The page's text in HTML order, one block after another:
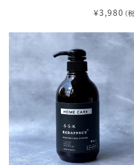
予防・口中浄化効果があり、お口の
と話題の成分「CLO2」を採用。口
原因物質（硫化水素、メチルメルカプ
ン、ジメチルサルファイド）に対し、酸
分解機能をもっているため、高い洗浄
作用があります。また、ジェル形状の
め、口臭の一因である乾燥から長時
お口を守ります。
¥3,980 （